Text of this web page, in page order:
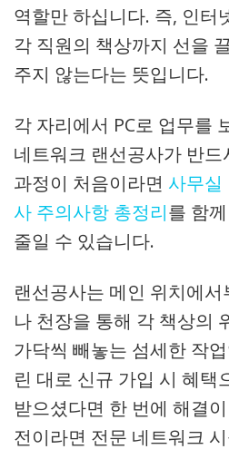
역할만 하십니다. 즉, 인터
각 직원의 책상까지 선을
주지 않는다는 뜻입니다.
각 자리에서 PC로 업무를
네트워크 랜선공사가 반
과정이 처음이라면 사무실
사 주의사항 총정리를 함
줄일 수 있습니다.
랜선공사는 메인 위치에
나 천장을 통해 각 책상의
가닥씩 빼놓는 섬세한 작
린 대로 신규 가입 시 혜택
받으셨다면 한 번에 해결
전이라면 전문 네트워크